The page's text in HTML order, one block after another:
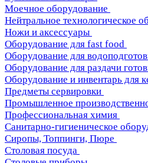
Моечное оборудование
Нейтральное технологическое
Ножи и аксессуары
Оборудование для fast food
Оборудование для
Оборудование для раздачи
Оборудование и инвентарь для
Предметы сервировки
Промышленное
Профессиональная химия
Санитарно-гигиеническое
Сиропы, Топпинги, Пюре
Столовая посуда